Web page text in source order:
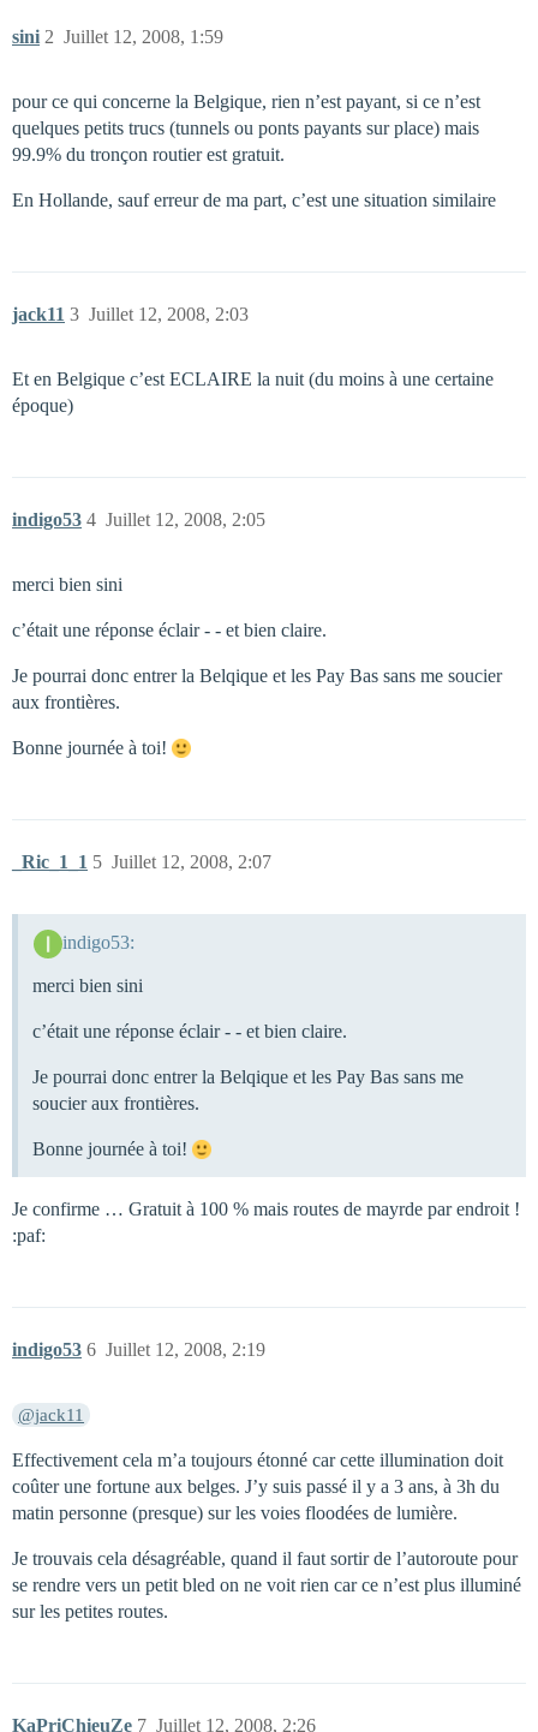
sini Juillet 12, 2008, 1:59
2
pour ce qui concerne la Belgique, rien n’est payant, si ce n’est
quelques petits trucs (tunnels ou ponts payants sur place) mais
99.9% du tronçon routier est gratuit.
En Hollande, sauf erreur de ma part, c’est une situation similaire
jack11 Juillet 12, 2008, 2:03
3
Et en Belgique c’est ECLAIRE la nuit (du moins à une certaine
époque)
indigo53 Juillet 12, 2008, 2:05
4
merci bien sini
c’était une réponse éclair - - et bien claire.
Je pourrai donc entrer la Belqique et les Pay Bas sans me soucier
aux frontières.
Bonne journée à toi!
_Ric_1_1 Juillet 12, 2008, 2:07
5
indigo53:
merci bien sini
c’était une réponse éclair - - et bien claire.
Je pourrai donc entrer la Belqique et les Pay Bas sans me
soucier aux frontières.
Bonne journée à toi!
Je confirme … Gratuit à 100 % mais routes de mayrde par endroit !
:paf:
indigo53 Juillet 12, 2008, 2:19
6
@jack11
Effectivement cela m’a toujours étonné car cette illumination doit
coûter une fortune aux belges. J’y suis passé il y a 3 ans, à 3h du
matin personne (presque) sur les voies floodées de lumière.
Je trouvais cela désagréable, quand il faut sortir de l’autoroute pour
se rendre vers un petit bled on ne voit rien car ce n’est plus illuminé
sur les petites routes.
KaPriChieuZe Juillet 12, 2008, 2:26
7